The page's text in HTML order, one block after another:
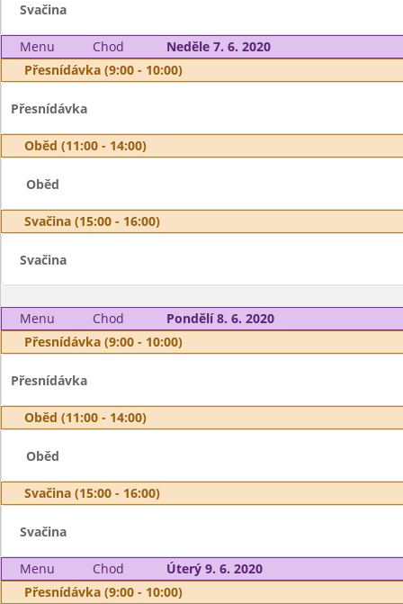
Svačina
Menu Chod
Neděle 7. 6. 2020
Přesnídávka (9:00 - 10:00)
Přesnídávka
Oběd (11:00 - 14:00)
Oběd
Svačina (15:00 - 16:00)
Svačina
Menu Chod
Pondělí 8. 6. 2020
Přesnídávka (9:00 - 10:00)
Přesnídávka
Oběd (11:00 - 14:00)
Oběd
Svačina (15:00 - 16:00)
Svačina
Menu Chod
Úterý 9. 6. 2020
Přesnídávka (9:00 - 10:00)